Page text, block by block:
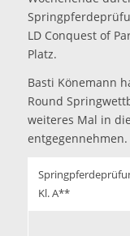
LD Conquest of
Platz.
Basti Könemann
Round
weiteres Mal in
entgegennehmen.
Kl. A**